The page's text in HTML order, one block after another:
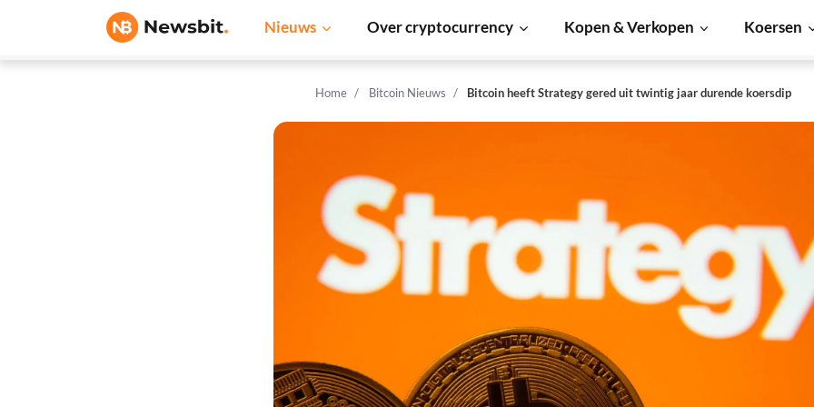
Nieuws Over cryptocurrency Kopen & Verkopen Koersen
Home Bitcoin Nieuws Bitcoin heeft Strategy gered uit twintig jaar durende koersdip